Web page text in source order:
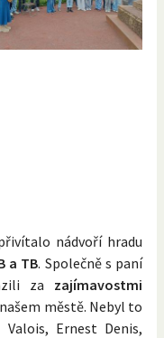
nádvoří hradu
a TB. Společně s paní
za zajímavostmi
městě. Nebyl to
Ernest Denis,